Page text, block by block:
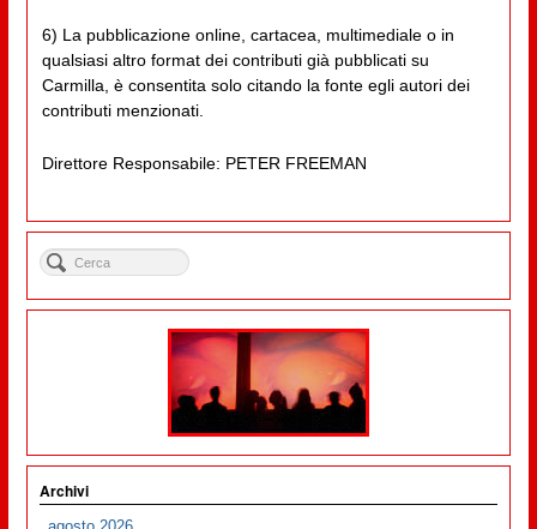
6) La pubblicazione online, cartacea, multimediale o in
qualsiasi altro format dei contributi già pubblicati su
Carmilla, è consentita solo citando la fonte egli autori dei
contributi menzionati.
Direttore Responsabile: PETER FREEMAN
Archivi